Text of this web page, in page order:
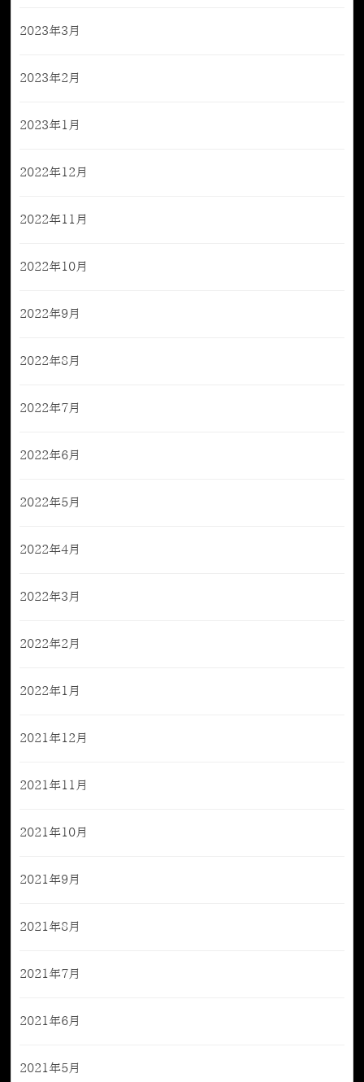
2023年3月
2023年2月
2023年1月
2022年12月
2022年11月
2022年10月
2022年9月
2022年8月
2022年7月
2022年6月
2022年5月
2022年4月
2022年3月
2022年2月
2022年1月
2021年12月
2021年11月
2021年10月
2021年9月
2021年8月
2021年7月
2021年6月
2021年5月